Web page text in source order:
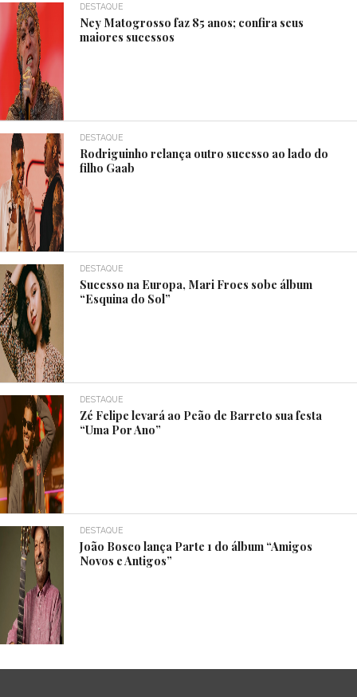
DESTAQUE
Ney Matogrosso faz 85 anos; confira seus
maiores sucessos
DESTAQUE
Rodriguinho relança outro sucesso ao lado do
filho Gaab
DESTAQUE
Sucesso na Europa, Mari Froes sobe álbum
“Esquina do Sol”
DESTAQUE
Zé Felipe levará ao Peão de Barreto sua festa
“Uma Por Ano”
DESTAQUE
João Bosco lança Parte 1 do álbum “Amigos
Novos e Antigos”